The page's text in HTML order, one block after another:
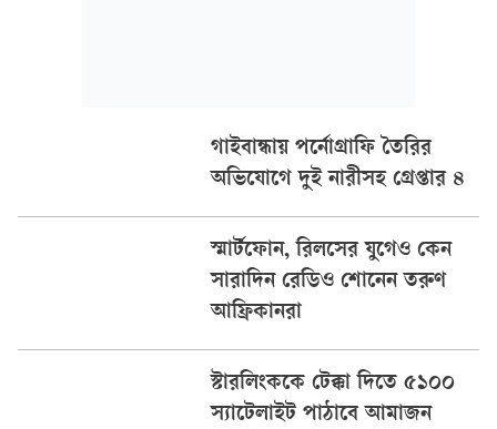
গাইবান্ধায় পর্নোগ্রাফি তৈরির
অভিযোগে দুই নারীসহ গ্রেপ্তার ৪
স্মার্টফোন, রিলসের যুগেও কেন
সারাদিন রেডিও শোনেন তরুণ
আফ্রিকানরা
স্টারলিংককে টেক্কা দিতে ৫১০০
স্যাটেলাইট পাঠাবে আমাজন